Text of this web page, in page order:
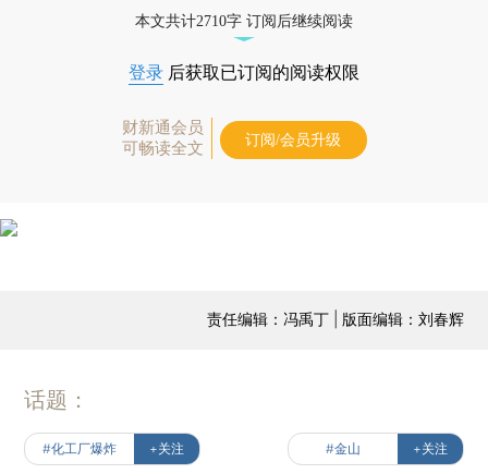
本文共计2710字 订阅后继续阅读
登录 后获取已订阅的阅读权限
财新通会员
可畅读全文
订阅/会员升级
责任编辑：冯禹丁 | 版面编辑：刘春辉
话题：
#化工厂爆炸 +关注 #金山 +关注